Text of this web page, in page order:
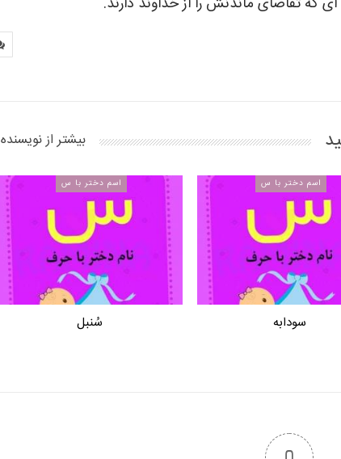
بیشتر از نویسنده
اسم دختر با س
سودابه
اسم دختر با س
سُنبل